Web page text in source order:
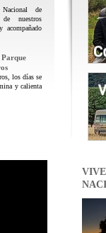
de
nuestros
acompañado
Parque
los días se
y calienta